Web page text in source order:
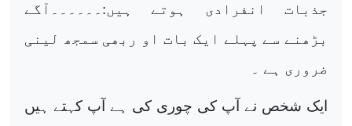
جذبات انفرادی ہوتے ہیں:۔۔۔۔۔۔آگے
بڑھنے سے پہلے ایک بات او ربھی سمجھ لینی
ضروری ہے ۔
ایک شخص نے آپ کی چوری کی ہے آپ کہتے ہیں